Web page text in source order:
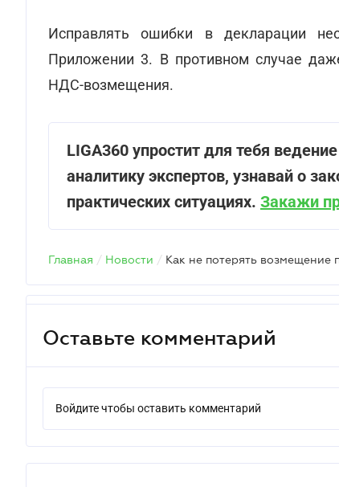
Исправлять ошибки в декларации
Приложении 3. В противном случае
НДС-возмещения.
LIGA360 упростит для тебя
аналитику экспертов, узнавай о
практических ситуациях. Закажи
Главная / Новости / Как не потерять
Оставьте комментарий
Войдите чтобы оставить комментарий